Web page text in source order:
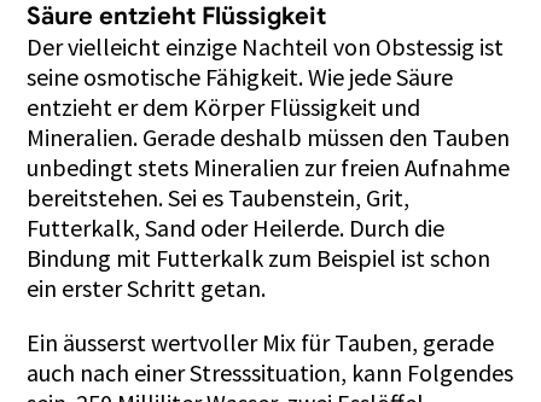
Säure entzieht Flüssigkeit
Der vielleicht einzige Nachteil von Obstessig ist
seine osmotische Fähigkeit. Wie jede Säure
entzieht er dem Körper Flüssigkeit und
Mineralien. Gerade deshalb müssen den Tauben
unbedingt stets Mineralien zur freien Aufnahme
bereitstehen. Sei es Taubenstein, Grit,
Futterkalk, Sand oder Heilerde. Durch die
Bindung mit Futterkalk zum Beispiel ist schon
ein erster Schritt getan.
Ein äusserst wertvoller Mix für Tauben, gerade
auch nach einer Stresssituation, kann Folgendes